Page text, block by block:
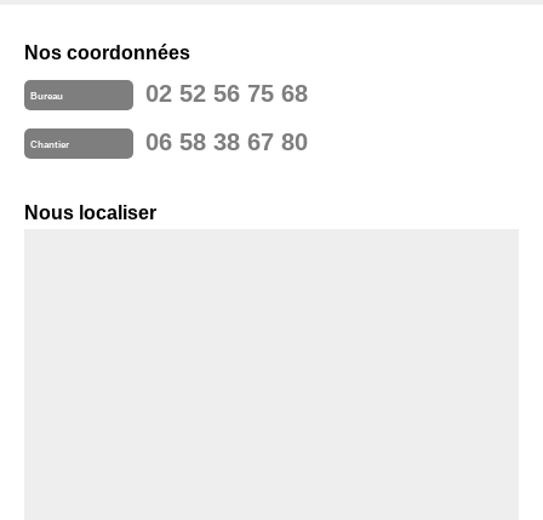
Nos coordonnées
Bureau 02 52 56 75 68
Chantier 06 58 38 67 80
Nous localiser